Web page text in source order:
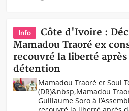
Info
Côte d'Ivoire :
Mamadou Traoré ex
recouvré la liberté après
détention
Mamadou Traoré et Soul
(DR)&nbsp;Mamadou
Guillaume Soro à